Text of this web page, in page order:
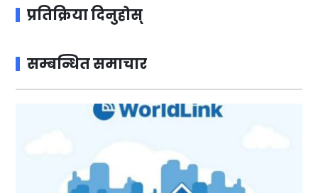
प्रतिक्रिया दिनुहोस्
सम्बन्धित समाचार